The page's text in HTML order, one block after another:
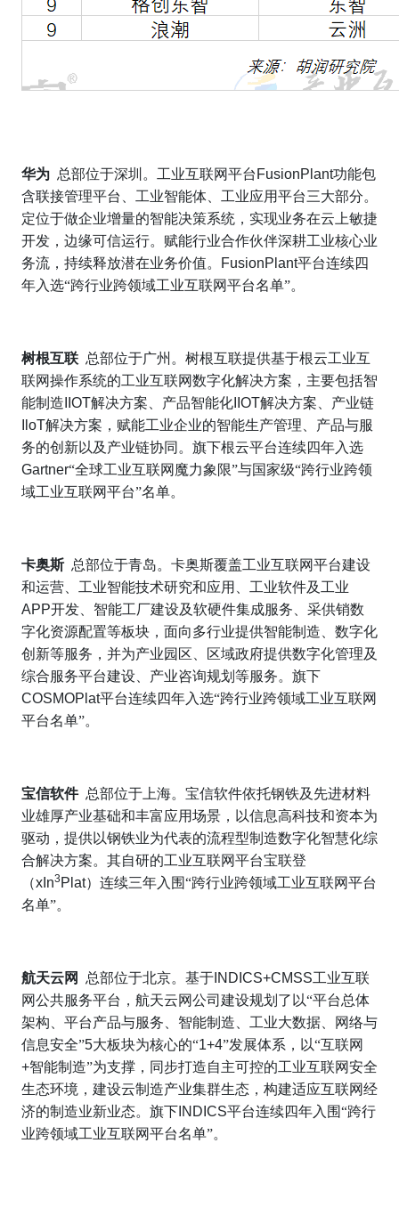
华为 总部位于深圳。工业互联网平台 FusionPlant功能包
含联接管理平台、工业智能体、工业应用平台三大部分。
定位于做企业增量的智能决策系统，实现业务在云上敏捷
开发，边缘可信运行。赋能行业合作伙伴深耕工业核心业
务流，持续释放潜在业务价值。
FusionPlant平台连续四
年入选“跨行业跨领域工业互联网平台名单”。
树根互联 总部位于广州。树根互联提供基于根云工业互
联网操作系统的工业互联网数字化解决方案，主要包括智
能制造 IIOT解决方案、产品智能化 IIOT解决方案、产业链
IloT解决方案，赋能工业企业的智能生产管理、产品与服
务的创新以及产业链协同。旗下根云平台连续四年入选
Gartner“全球工业互联网魔力象限”与国家级“跨行业跨领
域工业互联网平台”名单。
卡奥斯 总部位于青岛。卡奥斯覆盖工业互联网平台建设
和运营、工业智能技术研究和应用、工业软件及工业
APP开发、智能工厂建设及软硬件集成服务、采供销数
字化资源配置等板块，面向多行业提供智能制造、数字化
创新等服务，并为产业园区、区域政府提供数字化管理及
综合服务平台建设、产业咨询规划等服务。旗下
COSMOPlat平台连续四年入选“跨行业跨领域工业互联网
平台名单”。
宝信软件 总部位于上海。宝信软件依托钢铁及先进材料
业雄厚产业基础和丰富应用场景，以信息高科技和资本为
驱动，提供以钢铁业为代表的流程型制造数字化智慧化综
合解决方案。其自研的工业互联网平台宝联登
（xIn3 Plat）连续三年入围“跨行业跨领域工业互联网平台
名单”。
航天云网 总部位于北京。基于 INDICS+CMSS工业互联
网公共服务平台，航天云网公司建设规划了以“平台总体
架构、平台产品与服务、智能制造、工业大数据、网络与
信息安全”5大板块为核心的“1+4”发展体系，以“互联网
+智能制造”为支撑，同步打造自主可控的工业互联网安全
生态环境，建设云制造产业集群生态，构建适应互联网经
济的制造业新业态。旗下 INDICS平台连续四年入围“跨行
业跨领域工业互联网平台名单”。